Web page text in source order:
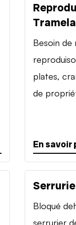
Besoin de
plates,
de
En savoir
Bloqué
serrurier